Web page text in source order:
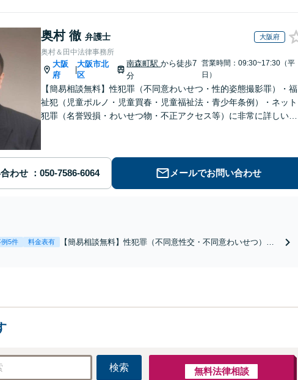
奥村 徹 弁護士 大阪府
奥村＆田中法律事務所
大阪
府
|
大阪市北
区
南森町駅から徒歩7
分
営業時間：09:30~17:30（平
日）
【簡易相談無料】性犯罪（不同意わいせつ・性的姿態撮影罪）・福
祉犯（児童ポルノ・児童買春・児童福祉法・青少年条例）・ネット
犯罪（名誉毀損・わいせつ物・不正アクセス等）に非常に詳しい弁
わせ メールでお問い合わせ
例5件 料金表有
【簡易相談無料】性犯罪（不同意性交・不同意わいせつ）・
検索 無料法律相談